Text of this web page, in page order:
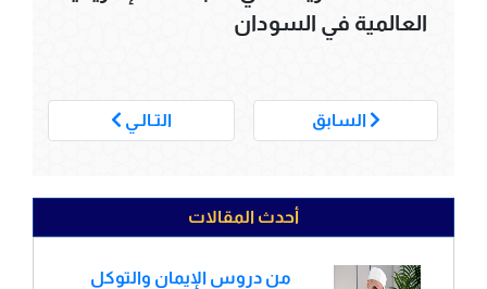
العالمية في السودان
السابق التـالـي
أحدث المقالات
من دروس الإيمان والتوكل